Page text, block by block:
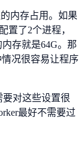
内存占用。如果
置了2个进程，
存就是64G。那
况很容易让程序
要对这些设置很
最好不需要过